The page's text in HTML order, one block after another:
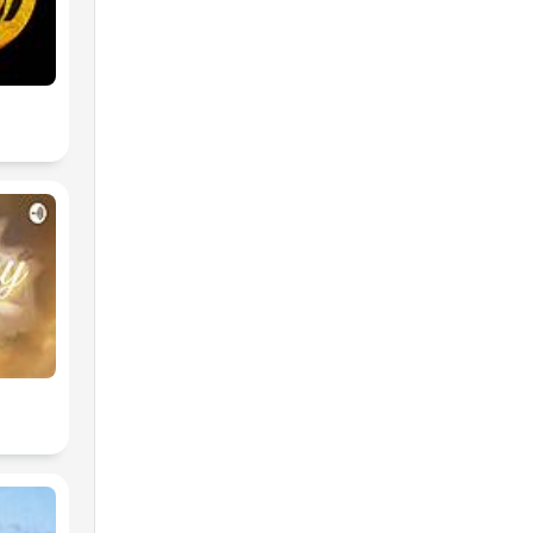
🔶